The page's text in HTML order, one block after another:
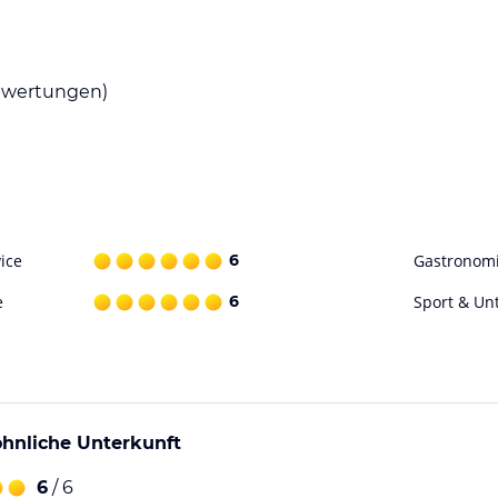
erkunden. Besichtigen Sie die
Restaurants oder entspannen
Verkehrsmittel ermöglichen es Ihnen,
Gewähr. Bitte lies vor der Buchung die
6
6 Sport &
Unterkunft
6 / 6